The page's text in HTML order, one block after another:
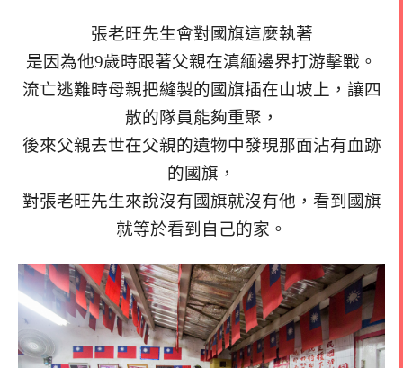
張老旺先生會對國旗這麼執著
是因為他9歲時跟著父親在滇緬邊界打游擊戰。
流亡逃難時母親把縫製的國旗插在山坡上，讓四
散的隊員能夠重聚，
後來父親去世在父親的遺物中發現那面沾有血跡
的國旗，
對張老旺先生來說沒有國旗就沒有他，看到國旗
就等於看到自己的家。